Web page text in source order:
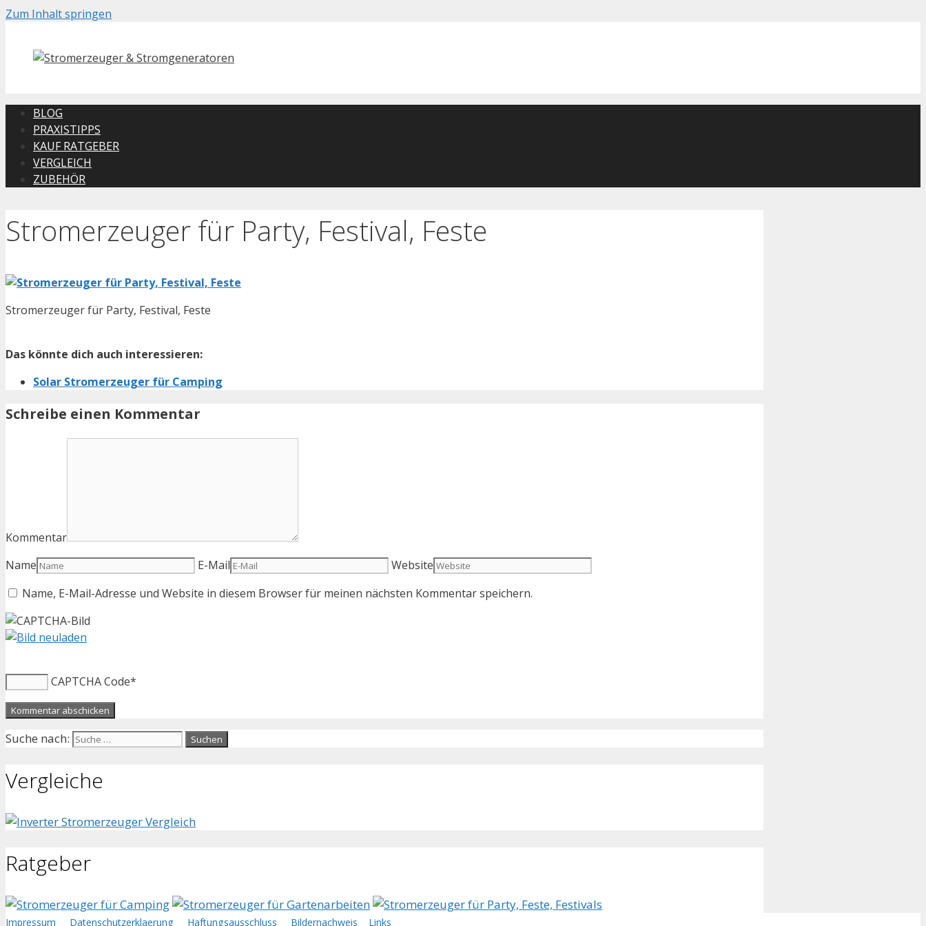
Zum Inhalt springen
BLOG
PRAXISTIPPS
KAUF RATGEBER
VERGLEICH
ZUBEHÖR
Stromerzeuger für Party, Festival, Feste
Stromerzeuger für Party, Festival, Feste
Das könnte dich auch interessieren:
Solar Stromerzeuger für Camping
Schreibe einen Kommentar
Kommentar
Name
E-Mail
Website
Name, E-Mail-Adresse und Website in diesem Browser für meinen nächsten Kommentar speichern.
CAPTCHA Code*
Suche nach:
Vergleiche
Ratgeber
Impressum Datenschutzerklaerung Haftungsausschluss Bildernachweis Links